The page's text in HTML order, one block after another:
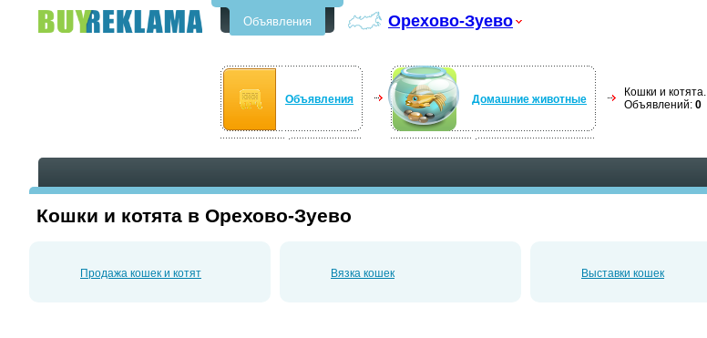
Объявления Орехово-Зуево
Объявления Домашние животные
Кошки и котята.
Объявлений: 0
Кошки и котята в Орехово-Зуево
Продажа кошек и котят Вязка кошек Выставки кошек